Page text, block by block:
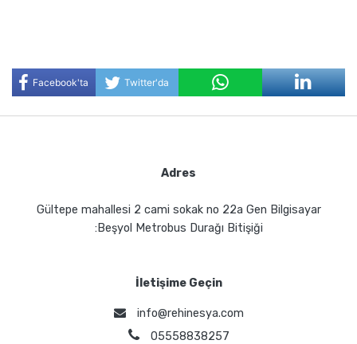
Facebook'ta
Twitter'da
Adres
Gültepe mahallesi 2 cami sokak no 22a Gen Bilgisayar
:Beşyol Metrobus Durağı Bitişiği
İletişime Geçin
info@rehinesya.com
05558838257